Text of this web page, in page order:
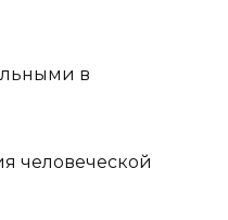
в
человеческой